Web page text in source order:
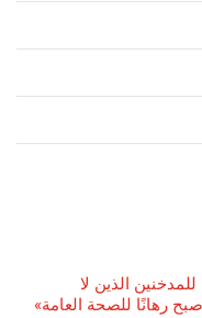
الذين لا
رهانًا للصحة العامة»